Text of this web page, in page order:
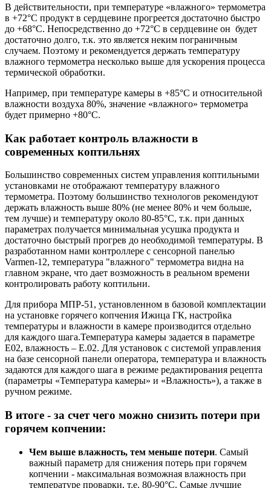
В действительности, при температуре «влажного» термометра
в +72°С продукт в сердцевине прогреется достаточно быстро
до +68°С. Непосредственно до +72°С в сердцевине он будет
достаточно долго, т.к. это является неким пограничным
случаем. Поэтому и рекомендуется держать температуру
влажного термометра несколько выше для ускорения процесса
термической обработки.
Например, при температуре камеры в +85°С и относительной
влажности воздуха 80%, значение «влажного» термометра
будет примерно +80°С.
Как работает контроль влажности в
современных коптильнях
Большинство современных систем управления коптильными
установками не отображают температуру влажного
термометра. Поэтому большинство технологов рекомендуют
держать влажность выше 80% (не менее 80% и чем больше,
тем лучше) и температуру около 80-85°С, т.к. при данных
параметрах получается минимальная усушка продукта и
достаточно быстрый прогрев до необходимой температуры. В
разработанном нами контроллере с сенсорной панелью
Varmen-12, температура "влажного" термометра видна на
главном экране, что дает возможность в реальном времени
контролировать работу коптильни.
Для прибора МПР-51, установленном в базовой комплектации
на установке горячего копчения Ижица ГК, настройка
температуры и влажности в камере производится отдельно
для каждого шага.Температура камеры задается в параметре
Е02, влажность – Е.02. Для установок с системой управления
на базе сенсорной панели оператора, температура и влажность
задаются для каждого шага в режиме редактирования рецепта
(параметры «Температура камеры» и «Влажность»), а также в
ручном режиме.
В итоге - за счет чего можно снизить потери при
горячем копчении:
Чем выше влажность, тем меньше потери. Самый
важный параметр для снижения потерь при горячем
копчении - максимальная возможная влажность при
температуре проварки, т.е. 80-90°С. Самые лучшие